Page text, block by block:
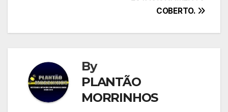
COBERTO.
By
PLANTÃO
MORRINHOS